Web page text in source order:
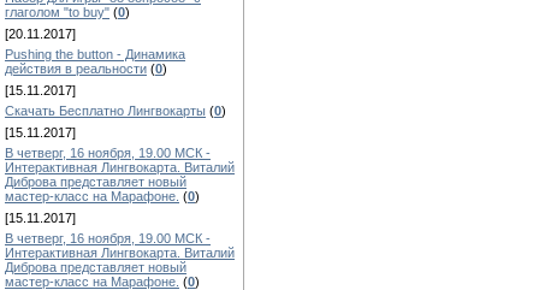
глаголом "to buy" (0)
[20.11.2017]
Pushing the button - Динамика
действия в реальности (0)
[15.11.2017]
Скачать Бесплатно Лингвокарты (0)
[15.11.2017]
В четверг, 16 ноября, 19.00 МСК -
Интерактивная Лингвокарта. Виталий
Диброва представляет новый
мастер-класс на Марафоне. (0)
[15.11.2017]
В четверг, 16 ноября, 19.00 МСК -
Интерактивная Лингвокарта. Виталий
Диброва представляет новый
мастер-класс на Марафоне. (0)